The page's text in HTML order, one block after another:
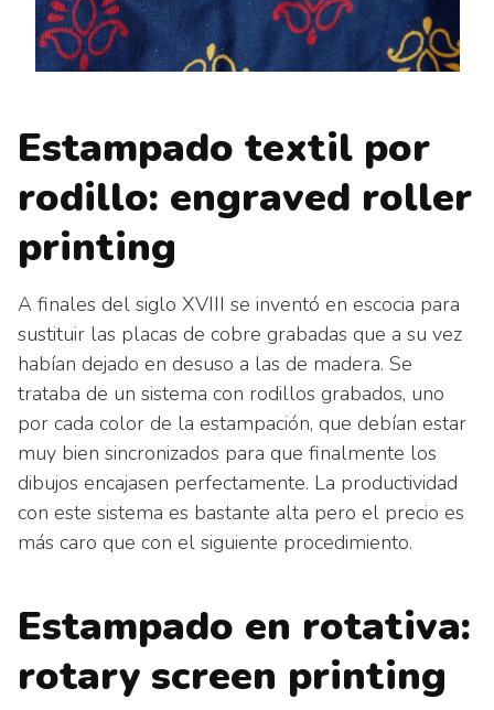
Estampado textil por
rodillo: engraved roller
printing
A finales del siglo XVIII se inventó en escocia para
sustituir las placas de cobre grabadas que a su vez
habían dejado en desuso a las de madera. Se
trataba de un sistema con rodillos grabados, uno
por cada color de la estampación, que debían estar
muy bien sincronizados para que finalmente los
dibujos encajasen perfectamente. La productividad
con este sistema es bastante alta pero el precio es
más caro que con el siguiente procedimiento.
Estampado en rotativa:
rotary screen printing